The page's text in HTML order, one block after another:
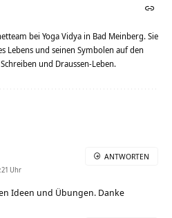
bei Yoga Vidya in Bad Meinberg. Sie
Lebens und seinen Symbolen auf den
und Draussen-Leben.
Uhr
Ideen und Übungen. Danke
ANTWORTEN